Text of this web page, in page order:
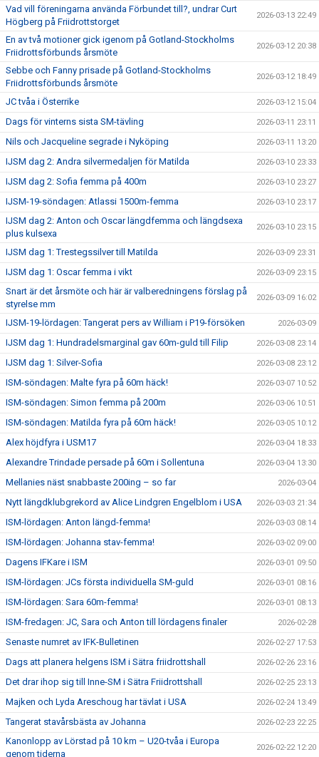
Vad vill föreningarna använda Förbundet till?, undrar Curt
Högberg på Friidrottstorget
2026-03-13 22:49
En av två motioner gick igenom på Gotland-Stockholms
Friidrottsförbunds årsmöte
2026-03-12 20:38
Sebbe och Fanny prisade på Gotland-Stockholms
Friidrottsförbunds årsmöte
2026-03-12 18:49
JC tvåa i Österrike 2026-03-12 15:04
Dags för vinterns sista SM-tävling 2026-03-11 23:11
Nils och Jacqueline segrade i Nyköping 2026-03-11 13:20
IJSM dag 2: Andra silvermedaljen för Matilda 2026-03-10 23:33
IJSM dag 2: Sofia femma på 400m 2026-03-10 23:27
IJSM-19-söndagen: Atlassi 1500m-femma 2026-03-10 23:17
IJSM dag 2: Anton och Oscar längdfemma och längdsexa
plus kulsexa
2026-03-10 23:15
IJSM dag 1: Trestegssilver till Matilda 2026-03-09 23:31
IJSM dag 1: Oscar femma i vikt 2026-03-09 23:15
Snart är det årsmöte och här är valberedningens förslag på
styrelse mm
2026-03-09 16:02
IJSM-19-lördagen: Tangerat pers av William i P19-försöken 2026-03-09
IJSM dag 1: Hundradelsmarginal gav 60m-guld till Filip 2026-03-08 23:14
IJSM dag 1: Silver-Sofia 2026-03-08 23:12
ISM-söndagen: Malte fyra på 60m häck! 2026-03-07 10:52
ISM-söndagen: Simon femma på 200m 2026-03-06 10:51
ISM-söndagen: Matilda fyra på 60m häck! 2026-03-05 10:12
Alex höjdfyra i USM17 2026-03-04 18:33
Alexandre Trindade persade på 60m i Sollentuna 2026-03-04 13:30
Mellanies näst snabbaste 200ing – so far 2026-03-04
Nytt längdklubgrekord av Alice Lindgren Engelblom i USA 2026-03-03 21:34
ISM-lördagen: Anton längd-femma! 2026-03-03 08:14
ISM-lördagen: Johanna stav-femma! 2026-03-02 09:00
Dagens IFKare i ISM 2026-03-01 09:50
ISM-lördagen: JCs första individuella SM-guld 2026-03-01 08:16
ISM-lördagen: Sara 60m-femma! 2026-03-01 08:13
ISM-fredagen: JC, Sara och Anton till lördagens finaler 2026-02-28
Senaste numret av IFK-Bulletinen 2026-02-27 17:53
Dags att planera helgens ISM i Sätra friidrottshall 2026-02-26 23:16
Det drar ihop sig till Inne-SM i Sätra Friidrottshall 2026-02-25 23:13
Majken och Lyda Areschoug har tävlat i USA 2026-02-24 13:49
Tangerat stavårsbästa av Johanna 2026-02-23 22:25
Kanonlopp av Lörstad på 10 km – U20-tvåa i Europa
genom tiderna
2026-02-22 12:20